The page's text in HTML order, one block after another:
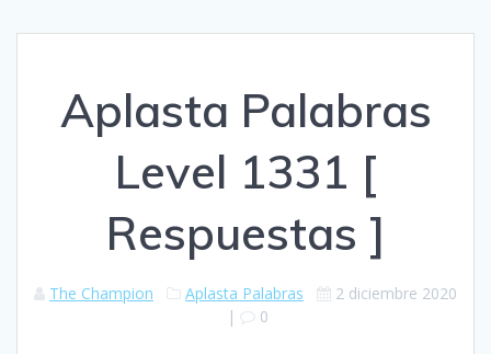
Aplasta Palabras
Level 1331 [
Respuestas ]
The Champion Aplasta Palabras
2 diciembre 2020
|
0